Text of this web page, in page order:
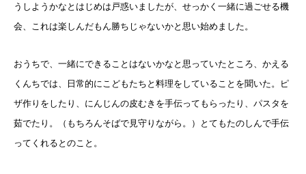
うしようかなとはじめは戸惑いましたが、せっかく一緒に過ごせる機
会、これは楽しんだもん勝ちじゃないかと思い始めました。
おうちで、一緒にできることはないかなと思っていたところ、かえる
くんちでは、日常的にこどもたちと料理をしていることを聞いた。ピ
ザ作りをしたり、にんじんの皮むきを手伝ってもらったり、パスタを
茹でたり。（もちろんそばで見守りながら。）とてもたのしんで手伝
ってくれるとのこと。